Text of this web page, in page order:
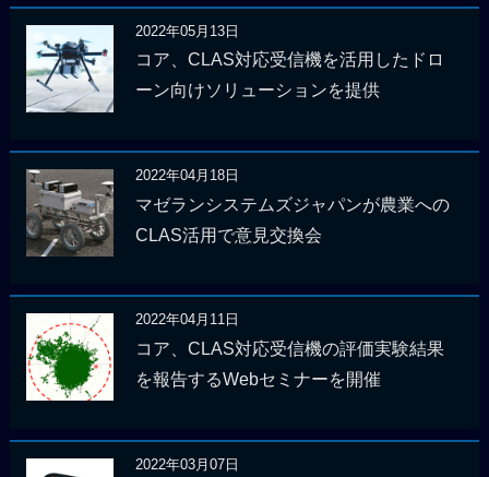
2022年05月13日
コア、CLAS対応受信機を活用したドロ
ーン向けソリューションを提供
2022年04月18日
マゼランシステムズジャパンが農業への
CLAS活用で意見交換会
2022年04月11日
コア、CLAS対応受信機の評価実験結果
を報告するWebセミナーを開催
2022年03月07日